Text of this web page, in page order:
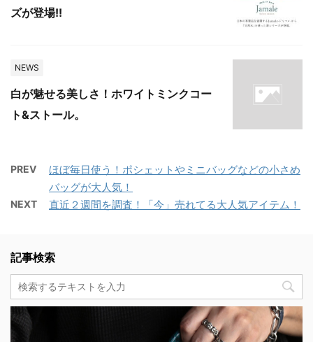
ズが登場!!
NEWS
白が魅せる美しさ！ホワイトミンクコー
ト&ストール。
PREV
ほぼ毎日使う！ポシェットやミニバッグなどの小さめ
バッグが大人気！
NEXT 直近２週間を調査！「今」売れてる大人気アイテム！
記事検索